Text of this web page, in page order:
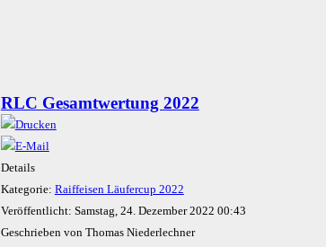
RLC Gesamtwertung 2022
Details
Kategorie: Raiffeisen Läufercup 2022
Veröffentlicht: Samstag, 24. Dezember 2022 00:43
Geschrieben von Thomas Niederlechner